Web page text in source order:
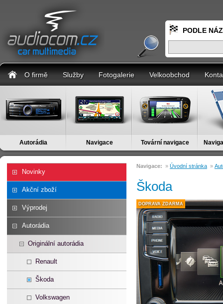
PODLE
O firmě Služby Fotogalerie Velkoobchod
Autorádia Navigace Tovární navigace
Novinky
Akční zboží
Výprodej
Autorádia
Originální autorádia
Renault
Škoda
Volkswagen
Navigace: » Úvodní stránka »
Škoda
DOPRAVA ZDARMA